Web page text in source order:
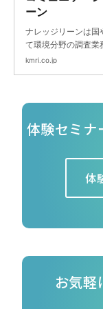
ーン
ナレッジリーンは国
て環境分野の調査業
財務分野に対するマ
kmri.co.jp
体験セミナ
体
お気軽